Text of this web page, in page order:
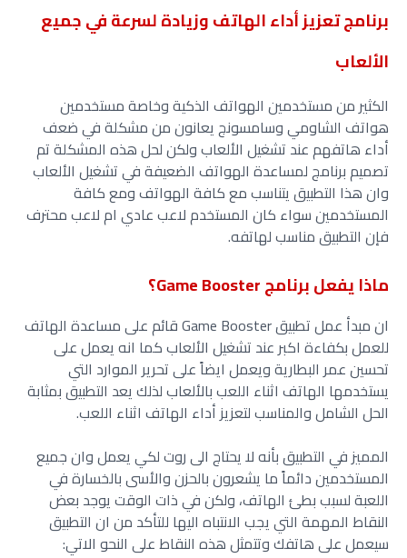
برنامج تعزيز أداء الهاتف وزيادة لسرعة في جميع
الألعاب
الكثير من مستخدمين الهواتف الذكية وخاصة مستخدمين
هواتف الشاومي وسامسونج يعانون من مشكلة في ضعف
أداء هاتفهم عند تشغيل الألعاب ولكن لحل هذه المشكلة تم
تصميم برنامج لمساعدة الهواتف الضعيفة في تشغيل الألعاب
وان هذا التطبيق يتناسب مع كافة الهواتف ومع كافة
المستخدمين سواء كان المستخدم لاعب عادي ام لاعب محترف
فإن التطبيق مناسب لهاتفه.
ماذا يفعل برنامج Game Booster؟
ان مبدأ عمل تطبيق Game Booster قائم على مساعدة الهاتف
للعمل بكفاءة اكبر عند تشغيل الألعاب كما انه يعمل على
تحسين عمر البطارية ويعمل ايضاً على تحرير الموارد التي
يستخدمها الهاتف اثناء اللعب بالألعاب لذلك يعد التطبيق بمثابة
الحل الشامل والمناسب لتعزيز أداء الهاتف اثناء اللعب.
المميز في التطبيق بأنه لا يحتاج الى روت لكي يعمل وان جميع
المستخدمين دائماً ما يشعرون بالحزن والأسى بالخسارة في
اللعبة لسبب بطئ الهاتف، ولكن في ذات الوقت يوجد بعض
النقاط المهمة التي يجب الانتباه اليها للتأكد من ان التطبيق
سيعمل على هاتفك وتتمثل هذه النقاط على النحو الاتي: